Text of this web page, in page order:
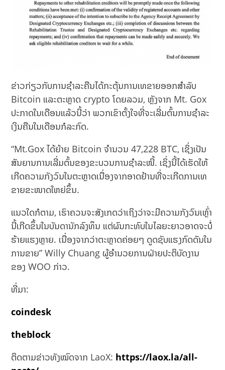
ຂ່າວກ່ຽວກັບການຊໍາລະຄືນໄດ້ກະຕຸ້ນການເທຂາຍອອກສໍາລັບ
Bitcoin ແລະຕະຫຼາດ crypto ໂດຍລວມ, ຫຼັງຈາກ Mt. Gox
ປະກາດໃນເດືອນແລ້ວນີ້ວ່າ ພວກເຂົາຕັ້ງໃຈທີ່ຈະເລີ່ມຕົ້ນການຊໍາລະ
ເງິນຄືນໃນເດືອນກໍລະກົດ.
“Mt.Gox ໄດ້ຍ້າຍ Bitcoin ຈຳນວນ 47,228 BTC, ເຊິ່ງເປັນ
ສັນຍານການເລີ່ມຕົ້ນຂອງຂະບວນການຊຳລະໜີ້. ເຊິ່ງນີ້ໄດ້ເຮັດໃຫ້
ເກີດຄວາມກັງວົນໃນຕະຫຼາດເນື່ອງຈາກອາດຢ້ານທີ່ຈະເກີດການເທ
ຂາຍຂະໜາດໃຫຍ່ຂຶ້ນ.
ແນວໃດກໍຕາມ, ເຮົາຄວນຈະສັງເກດວ່າເຖິງວ່າຈະມີຄວາມກັງວົນເຫຼົ່າ
ນີ້ເກີດຂຶ້ນໃນບັນດານັກລົງທຶນ ແຕ່ຜົນກະທົບໃນໄລຍະຍາວອາດຈະບໍ່
ຮ້າຍແຮງຫຼາຍ. ເນື່ອງຈາກວ່າຕະຫຼາດຄ່ອຍໆ ດູດຊັບແຮງກົດດັນໃນ
ການຂາຍ” Willy Chuang ຜູ້ອໍານວຍການຝ່າຍປະຕິບັດງານ
ຂອງ WOO ກ່າວ.
ທີ່ມາ:
coindesk
theblock
ຕິດຕາມຂ່າວທັງໝົດຈາກ LaoX: https://laox.la/all-